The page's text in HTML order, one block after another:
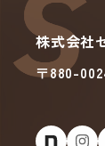
株式会社
〒880-